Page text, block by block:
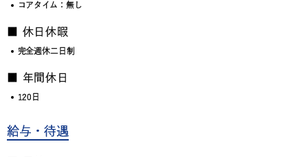
コアタイム：無し
■ 休日休暇
完全週休二日制
■ 年間休日
120日
給与・待遇